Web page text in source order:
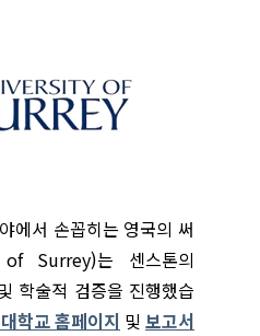
에서 손꼽히는 영국의 써
of Surrey)는 센스톤의
학술적 검증을 진행했습
학교 홈페이지 및 보고서